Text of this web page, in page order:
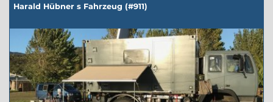
Harald Hübner s Fahrzeug (#911)